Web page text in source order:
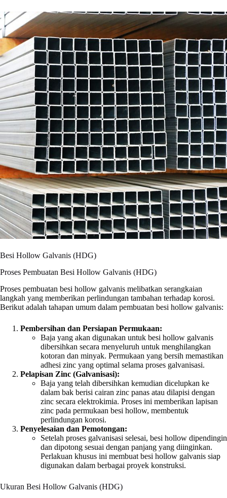
Besi Hollow Galvanis (HDG)
Proses Pembuatan Besi Hollow Galvanis (HDG)
Proses pembuatan besi hollow galvanis melibatkan serangkaian
langkah yang memberikan perlindungan tambahan terhadap korosi.
Berikut adalah tahapan umum dalam pembuatan besi hollow galvanis:
Pembersihan dan Persiapan Permukaan:
Baja yang akan digunakan untuk besi hollow galvanis
dibersihkan secara menyeluruh untuk menghilangkan
kotoran dan minyak. Permukaan yang bersih memastikan
adhesi zinc yang optimal selama proses galvanisasi.
Pelapisan Zinc (Galvanisasi):
Baja yang telah dibersihkan kemudian dicelupkan ke
dalam bak berisi cairan zinc panas atau dilapisi dengan
zinc secara elektrokimia. Proses ini memberikan lapisan
zinc pada permukaan besi hollow, membentuk
perlindungan korosi.
Penyelesaian dan Pemotongan:
Setelah proses galvanisasi selesai, besi hollow dipendingin
dan dipotong sesuai dengan panjang yang diinginkan.
Perlakuan khusus ini membuat besi hollow galvanis siap
digunakan dalam berbagai proyek konstruksi.
Ukuran Besi Hollow Galvanis (HDG)